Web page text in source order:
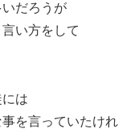
だろうが
い方をして
は
事を言っていたけれ